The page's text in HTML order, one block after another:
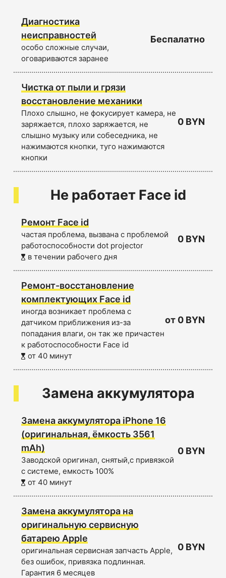
Диагностика
неисправностей
особо сложные случаи,
оговариваются заранее
Беспалатно
Чистка от пыли и грязи
восстановление механики
Плохо слышно, не фокусирует камера, не
заряжается, плохо заряжается, не
слышно музыку или собеседника, не
нажимаются кнопки, туго нажимаются
кнопки
0 BYN
Не работает Face id
Ремонт Face id
частая проблема, вызвана с проблемой
работоспособности dot projector
в течении рабочего дня
0 BYN
Ремонт-восстановление
комплектующих Face id
иногда возникает проблема с
датчиком приближения из-за
попадания влаги, он так же причастен
к работоспособности Face id
от 40 минут
от 0 BYN
Замена аккумулятора
Замена аккумулятора iPhone 16
(оригинальная, ёмкость 3561
mAh)
Заводской оригинал, снятый,с привязкой
с системе, емкость 100%
от 40 минут
0 BYN
Замена аккумулятора на
оригинальную сервисную
батарею Apple
оригинальная сервисная запчасть Apple,
без ошибок, привязка подлинная.
Гарантия 6 месяцев
0 BYN